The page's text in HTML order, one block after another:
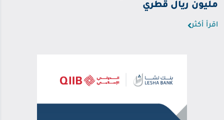
مليون ريال قطري
اقرأ أكثر